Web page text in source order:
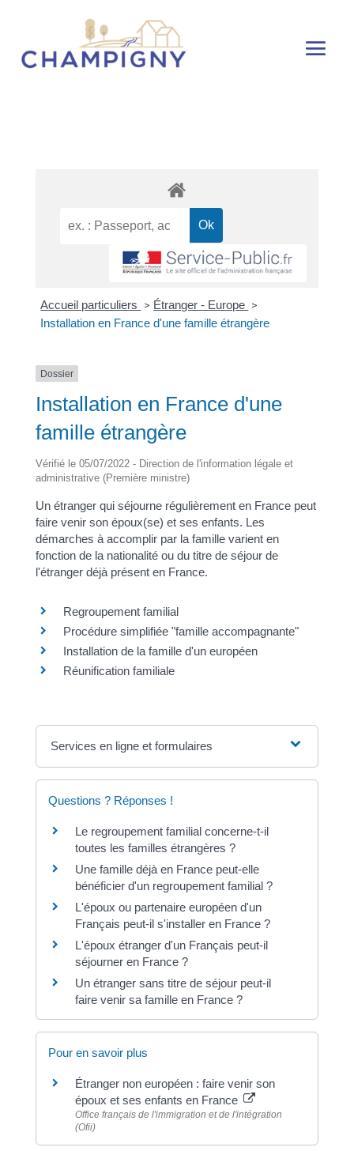
Accueil particuliers > Étranger - Europe >
Installation en France d'une famille étrangère
Dossier
Installation en France d'une
famille étrangère
Vérifié le 05/07/2022 - Direction de l'information légale et
administrative (Première ministre)
Un étranger qui séjourne régulièrement en France peut
faire venir son époux(se) et ses enfants. Les
démarches à accomplir par la famille varient en
fonction de la nationalité ou du titre de séjour de
l'étranger déjà présent en France.
Regroupement familial
Procédure simplifiée "famille accompagnante"
Installation de la famille d'un européen
Réunification familiale
Services en ligne et formulaires
Questions ? Réponses !
Le regroupement familial concerne-t-il
toutes les familles étrangères ?
Une famille déjà en France peut-elle
bénéficier d'un regroupement familial ?
L'époux ou partenaire européen d'un
Français peut-il s'installer en France ?
L'époux étranger d'un Français peut-il
séjourner en France ?
Un étranger sans titre de séjour peut-il
faire venir sa famille en France ?
Pour en savoir plus
Étranger non européen : faire venir son
époux et ses enfants en France
Office français de l'immigration et de l'intégration
(Ofii)